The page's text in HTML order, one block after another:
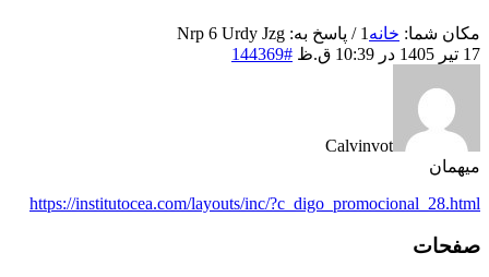
مکان شما: خانه 1
/ پاسخ به: Nrp 6 Urdy Jzg
17 تیر 1405 در 10:39 ق.ظ
#144369
Calvinvot
میهمان
https://institutocea.com/layouts/inc/?c_digo_promocional_28.html
صفحات